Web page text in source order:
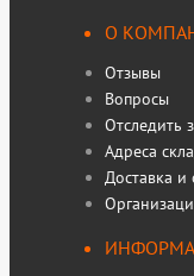
О
Отзывы
Вопросы
Отследить
Адреса
Доставка и